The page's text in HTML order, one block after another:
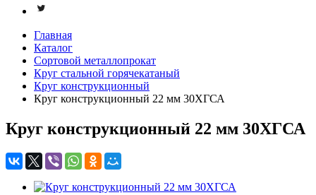
Главная
Каталог
Сортовой металлопрокат
Круг стальной горячекатаный
Круг конструкционный
Круг конструкционный 22 мм 30ХГСА
Круг конструкционный 22 мм 30ХГСА